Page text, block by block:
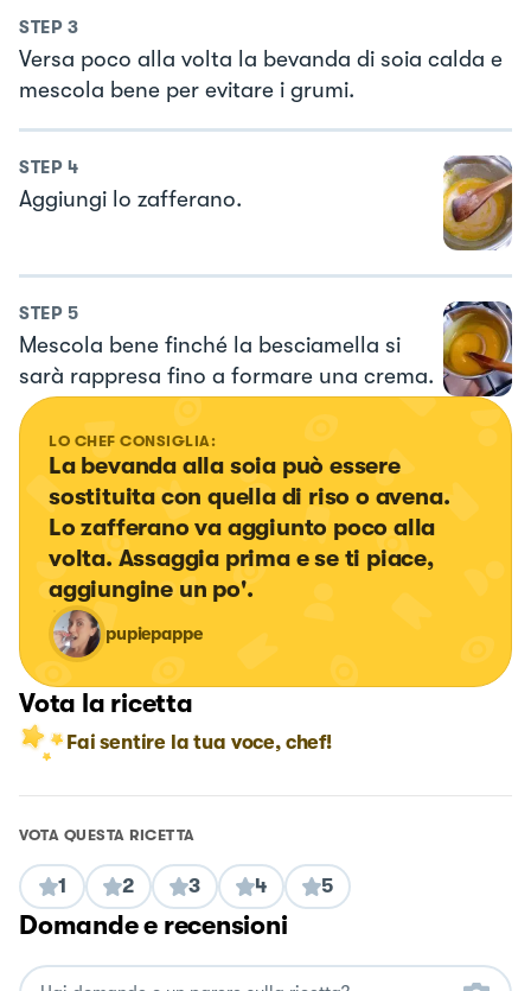
STEP 3
Versa poco alla volta la bevanda di soia calda e
mescola bene per evitare i grumi.
STEP 4
Aggiungi lo zafferano.
STEP 5
Mescola bene finché la besciamella si
sarà rappresa fino a formare una crema.
LO CHEF CONSIGLIA:
La bevanda alla soia può essere
sostituita con quella di riso o avena.
Lo zafferano va aggiunto poco alla
volta. Assaggia prima e se ti piace,
aggiungine un po'.
pupiepappe
Vota la ricetta
Fai sentire la tua voce, chef!
VOTA QUESTA RICETTA
1 2 3 4 5
Domande e recensioni